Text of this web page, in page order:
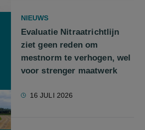
NIEUWS
Evaluatie Nitraatrichtlijn
ziet geen reden om
mestnorm te verhogen, wel
voor strenger maatwerk
16 JULI 2026